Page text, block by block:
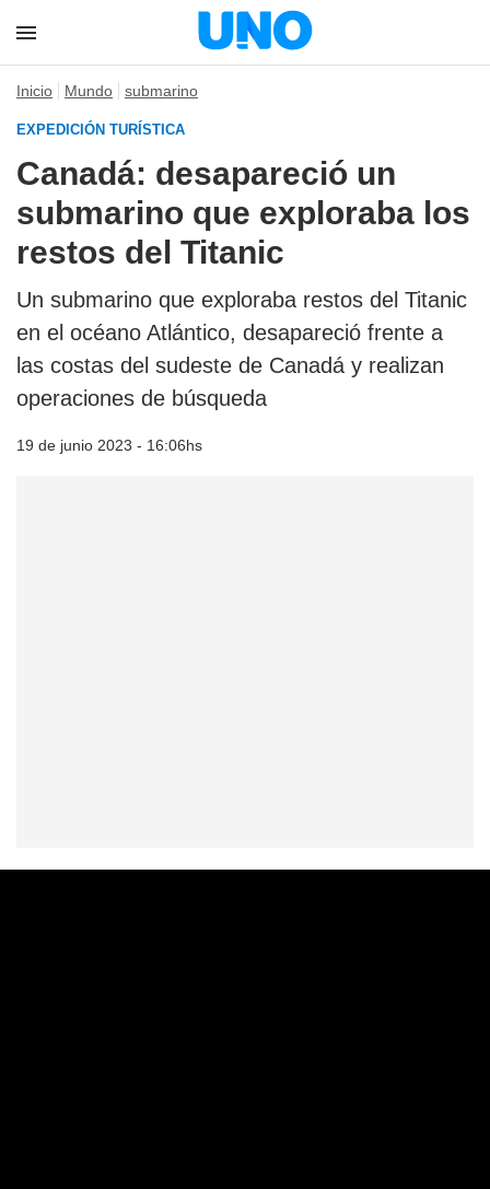
Inicio Mundo submarino
EXPEDICIÓN TURÍSTICA
Canadá: desapareció un
submarino que exploraba los
restos del Titanic
Un submarino que exploraba restos del Titanic
en el océano Atlántico, desapareció frente a
las costas del sudeste de Canadá y realizan
operaciones de búsqueda
19 de junio 2023 - 16:06hs